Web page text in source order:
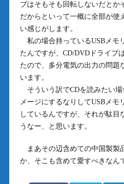
ブはそもそも回転しないだとか
だからといって一概に全部が使
い感じがします。
私の場合持っているUSBメモ
たんですが、CD/DVDドライブ
たので、多分電気の出力の問題
います。
そういう訳でCDを読みたい場
メージにするなりしてUSBメモ
しているんですが、それが駄目
うなー、と思います。
まあその辺含めての中国製製
か、そこも含めて愛すべきなん